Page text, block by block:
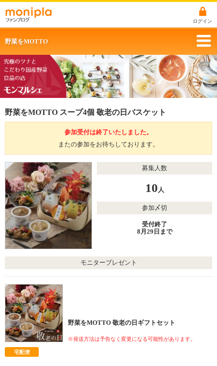
ログイン
野菜をMOTTO
野菜をMOTTO スープ4個 敬老の日バスケット
参加受付は終了いたしました。
またの参加をお待ちしております。
募集人数
10人
参加〆切
受付終了
8月29日まで
モニタープレゼント
野菜をMOTTO 敬老の日ギフトセット
※発送方法は予告なく変更になる可能性があります。
宅配便